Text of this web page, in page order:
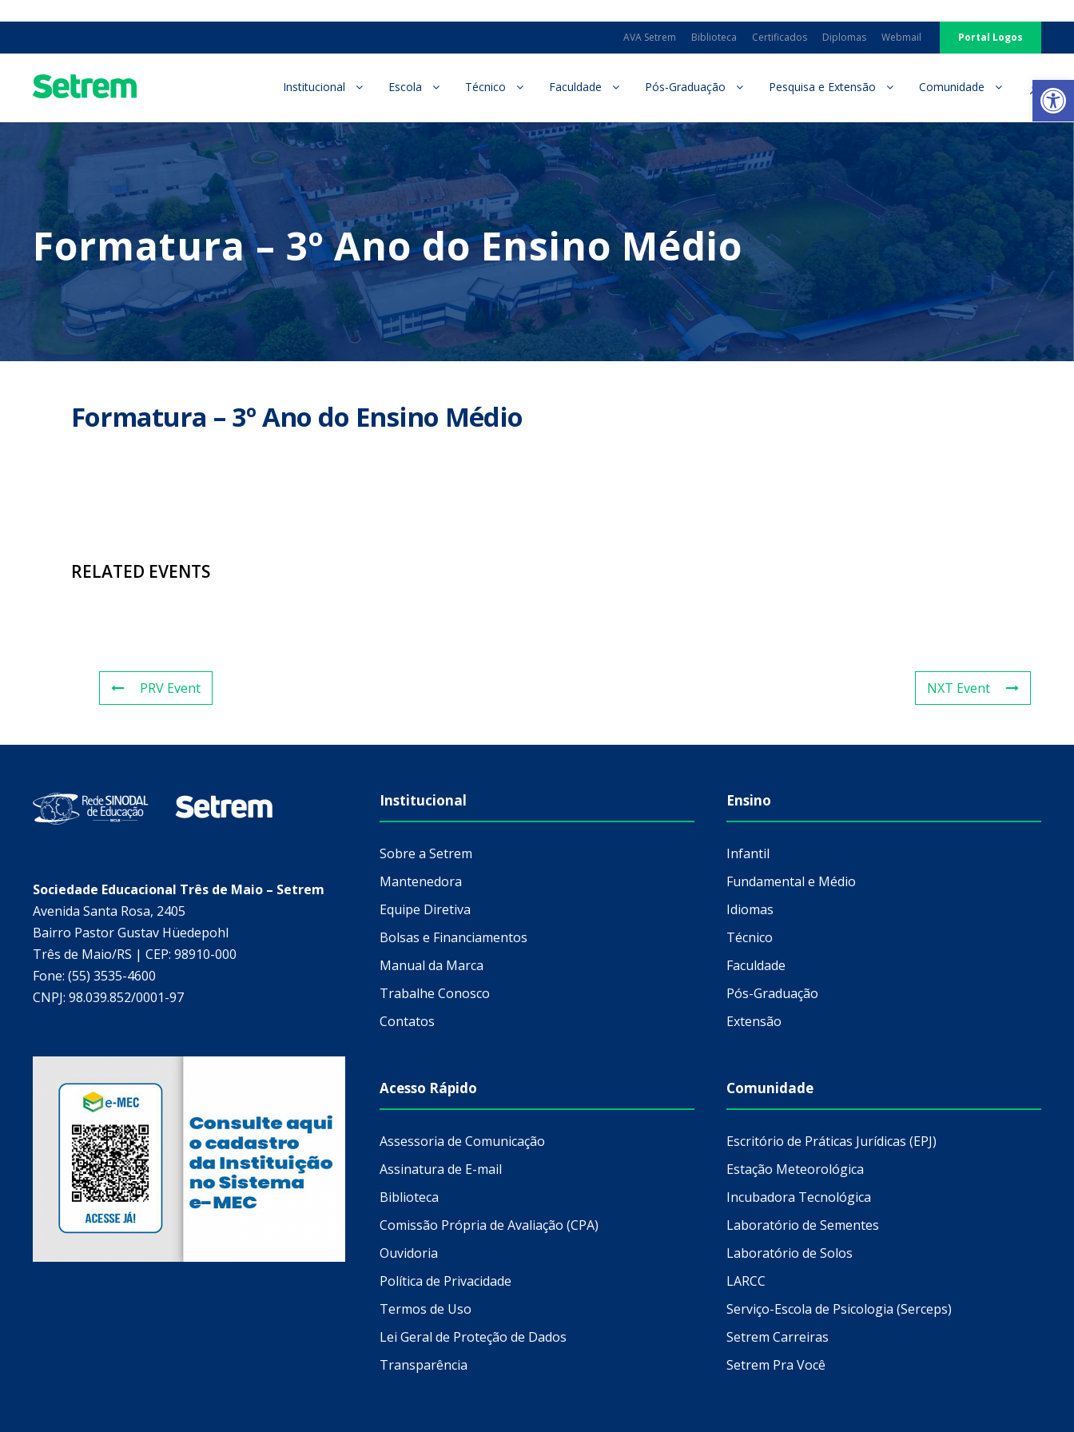
AVA Setrem Biblioteca Certificados Diplomas Webmail Portal Logos
Institucional Escola Técnico Faculdade Pós-Graduação Pesquisa e Extensão Comunidade
Formatura – 3º Ano do Ensino Médio
Formatura – 3º Ano do Ensino Médio
RELATED EVENTS
PRV Event NXT Event
Sociedade Educacional Três de Maio – Setrem
Avenida Santa Rosa, 2405
Bairro Pastor Gustav Hüedepohl
Três de Maio/RS | CEP: 98910-000
Fone: (55) 3535-4600
CNPJ: 98.039.852/0001-97
Institucional
Sobre a Setrem
Mantenedora
Equipe Diretiva
Bolsas e Financiamentos
Manual da Marca
Trabalhe Conosco
Contatos
Acesso Rápido
Assessoria de Comunicação
Assinatura de E-mail
Biblioteca
Comissão Própria de Avaliação (CPA)
Ouvidoria
Política de Privacidade
Termos de Uso
Lei Geral de Proteção de Dados
Transparência
Ensino
Infantil
Fundamental e Médio
Idiomas
Técnico
Faculdade
Pós-Graduação
Extensão
Comunidade
Escritório de Práticas Jurídicas (EPJ)
Estação Meteorológica
Incubadora Tecnológica
Laboratório de Sementes
Laboratório de Solos
LARCC
Serviço-Escola de Psicologia (Serceps)
Setrem Carreiras
Setrem Pra Você